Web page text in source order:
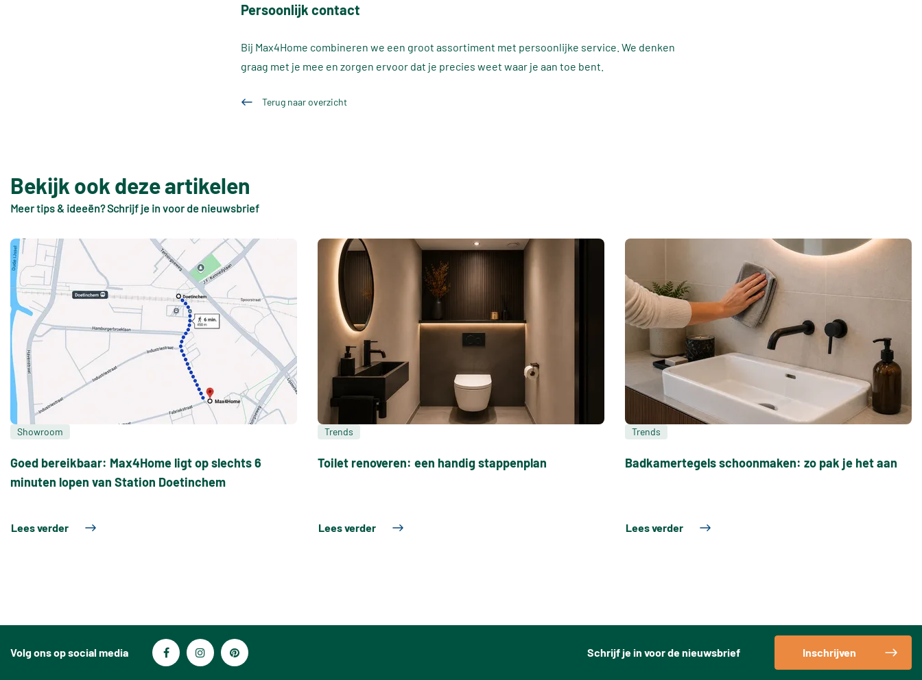
Persoonlijk contact
Bij Max4Home combineren we een groot assortiment met persoonlijke service. We denken
graag met je mee en zorgen ervoor dat je precies weet waar je aan toe bent.
Terug naar overzicht
Bekijk ook deze artikelen
Meer tips & ideeën? Schrijf je in voor de nieuwsbrief
Showroom
Goed bereikbaar: Max4Home ligt op slechts 6
minuten lopen van Station Doetinchem
Lees verder
Trends
Toilet renoveren: een handig stappenplan
Lees verder
Trends
Badkamertegels schoonmaken: zo pak je het aan
Lees verder
Volg ons op social media Schrijf je in voor de nieuwsbrief Inschrijven